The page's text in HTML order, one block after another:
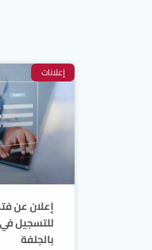
إعلانات
إعلان عن
للتسجيل
بالجلفة